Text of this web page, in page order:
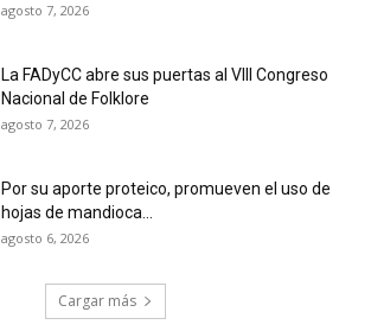
agosto 7, 2026
La FADyCC abre sus puertas al VIII Congreso
Nacional de Folklore
agosto 7, 2026
Por su aporte proteico, promueven el uso de
hojas de mandioca...
agosto 6, 2026
Cargar más